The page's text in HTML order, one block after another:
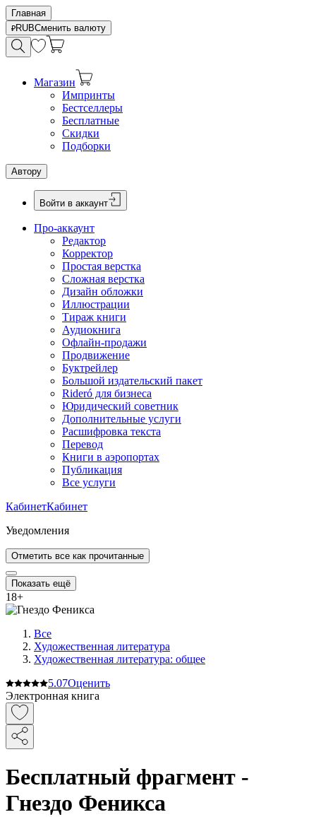
Главная
RUBСменить валюту
Магазин
Импринты
Бестселлеры
Бесплатные
Скидки
Подборки
Автору
Войти в аккаунт
Про-аккаунт
Редактор
Корректор
Простая верстка
Сложная верстка
Дизайн обложки
Иллюстрации
Тираж книги
Аудиокнига
Офлайн-продажи
Продвижение
Буктрейлер
Большой издательский пакет
Rideró для бизнеса
Юридический советник
Дополнительные услуги
Расшифровка текста
Перевод
Книги в аэропортах
Публикация
Все услуги
КабинетКабинет
Уведомления
Отметить все как прочитанные
Показать ещё
18+
Все
Художественная литература
Художественная литература: общее
5.07Оценить
Электронная книга
Бесплатный фрагмент -
Гнездо Феникса